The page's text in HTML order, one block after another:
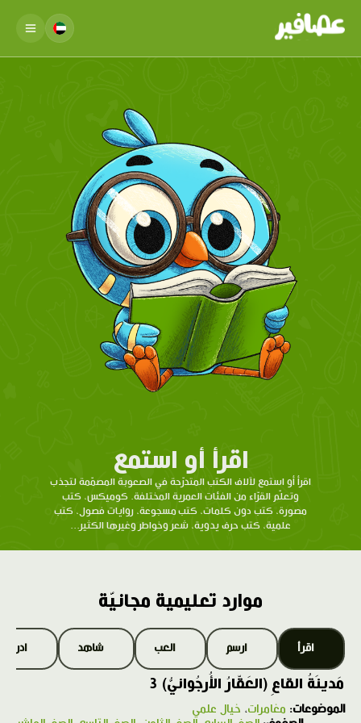
اقرأ أو استمع
اقرأ أو استمع لآلاف الكتب المتدرّحة في الصعوبة المصمّمة لتجذب
وتعلّم القرّاء من الفئات العمرية المختلفة. كوميكس، كتب
مصورة، كتب دون كلمات، كتب مسجوعة، روايات فصول، كتب
علمية، كتب حرف يدوية، شعر وخواطر وغيرها الكثير...
موارد تعليمية مجانيّة
اقرأ ارسم العب شاهد ادرس
مَدينَةُ القاعِ (العَقّارُ الأُرجُوانيُّ) 3
الموضوعات: مغامرات، خيال علمي